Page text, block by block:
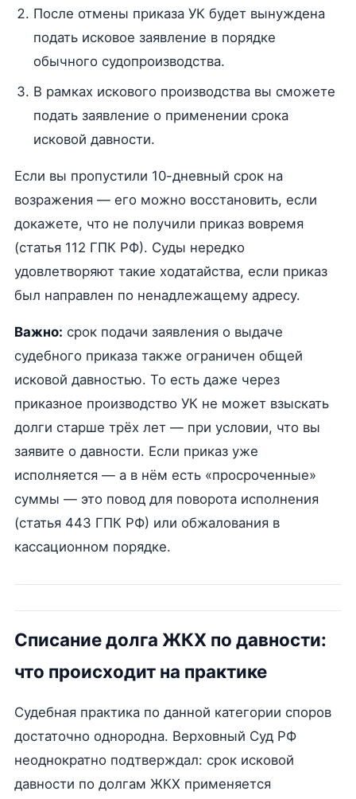
После отмены приказа УК будет вынуждена
подать исковое заявление в порядке
обычного судопроизводства.
В рамках искового производства вы сможете
подать заявление о применении срока
исковой давности.
Если вы пропустили 10-дневный срок на
возражения — его можно восстановить, если
докажете, что не получили приказ вовремя
(статья 112 ГПК РФ). Суды нередко
удовлетворяют такие ходатайства, если приказ
был направлен по ненадлежащему адресу.
Важно: срок подачи заявления о выдаче
судебного приказа также ограничен общей
исковой давностью. То есть даже через
приказное производство УК не может взыскать
долги старше трёх лет — при условии, что вы
заявите о давности. Если приказ уже
исполняется — а в нём есть «просроченные»
суммы — это повод для поворота исполнения
(статья 443 ГПК РФ) или обжалования в
кассационном порядке.
Списание долга ЖКХ по давности:
что происходит на практике
Судебная практика по данной категории споров
достаточно однородна. Верховный Суд РФ
неоднократно подтверждал: срок исковой
давности по долгам ЖКХ применяется